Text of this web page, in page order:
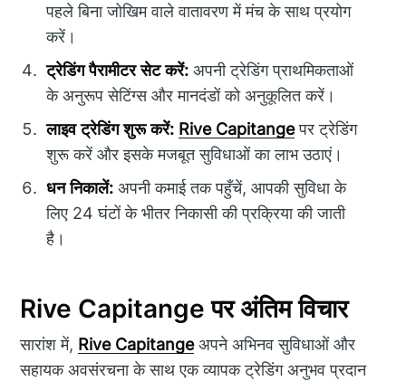
पहले बिना जोखिम वाले वातावरण में मंच के साथ प्रयोग
करें।
ट्रेडिंग पैरामीटर सेट करें: अपनी ट्रेडिंग प्राथमिकताओं
के अनुरूप सेटिंग्स और मानदंडों को अनुकूलित करें।
लाइव ट्रेडिंग शुरू करें: Rive Capitangeपर ट्रेडिंग
शुरू करें और इसके मजबूत सुविधाओं का लाभ उठाएं।
धन निकालें: अपनी कमाई तक पहुँचें, आपकी सुविधा के
लिए 24 घंटों के भीतर निकासी की प्रक्रिया की जाती
है।
Rive Capitange पर अंतिम विचार
सारांश में, Rive Capitangeअपने अभिनव सुविधाओं और
सहायक अवसंरचना के साथ एक व्यापक ट्रेडिंग अनुभव प्रदान